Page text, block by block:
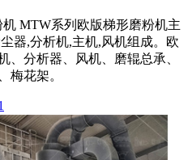
MTW系列欧版梯形磨粉机主
器,分析机,主机,风机组成。欧
、分析器、风机、磨辊总承、
梅花架。